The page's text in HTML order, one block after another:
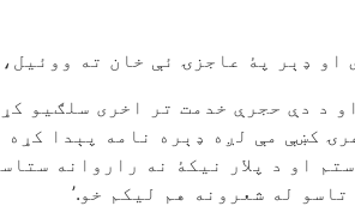
ډېر پۀ عاجزۍ ئې خان ته ووئيل،
د دې حجرې خدمت تر اخرى سلګیو
کښې مې لږه ډېره نامه پېدا
او د پلار نيکۀ نه راروانه
له شعرونه هم ليکم خو.’